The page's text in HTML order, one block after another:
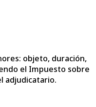
objeto, duración,
el Impuesto sobre
adjudicatario.